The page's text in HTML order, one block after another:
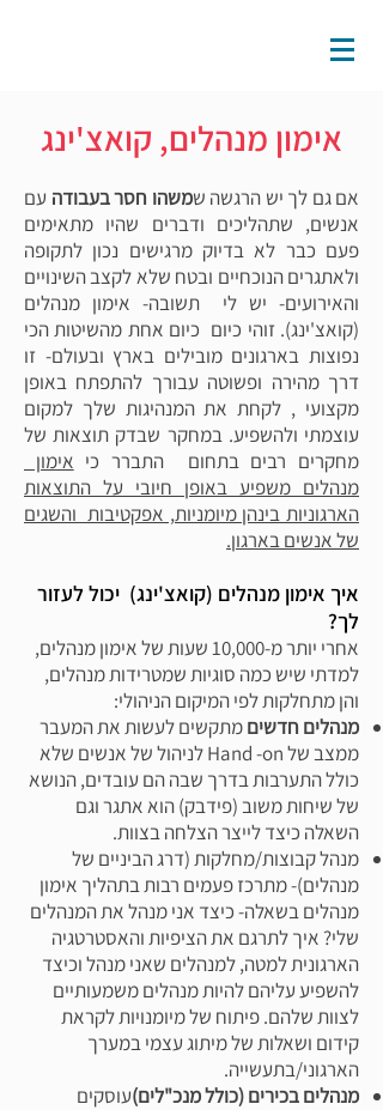
אימון מנהלים, קואצ'ינג
אם גם לך יש הרגשה שמשהו חסר בעבודה עם
אנשים, שתהליכים ודברים שהיו מתאימים
פעם כבר לא בדיוק מרגישים נכון לתקופה
ולאתגרים הנוכחיים ובטח שלא לקצב השינויים
והאירועים- יש לי תשובה- אימון מנהלים
(קואצ'ינג). זוהי כיום כיום אחת מהשיטות הכי
נפוצות בארגונים מובילים בארץ ובעולם- זו
דרך מהירה ופשוטה עבורך להתפתח באופן
מקצועי , לקחת את המנהיגות שלך למקום
עוצמתי ולהשפיע. במחקר שבדק תוצאות של
מחקרים רבים בתחום התברר כי אימון
מנהלים משפיע באופן חיובי על התוצאות
הארגוניות בינהן מיומניות, אפקטיבות והשגים
של אנשים בארגון.
איך אימון מנהלים (קואצ'ינג) יכול לעזור
לך?
אחרי יותר מ-10,000 שעות של אימון מנהלים,
למדתי שיש כמה סוגיות שמטרידות מנהלים,
והן מתחלקות לפי המיקום הניהולי:
מנהלים חדשיםמתקשים לעשות את המעבר
ממצב של Hand -on לניהול של אנשים שלא
כולל התערבות בדרך שבה הם עובדים, הנושא
של שיחות משוב (פידבק) הוא אתגר וגם
השאלה כיצד לייצר הצלחה בצוות.
מנהל קבוצות/מחלקות (דרג הביניים של
מנהלים)- מתרכז פעמים רבות בתהליך אימון
מנהלים בשאלה- כיצד אני מנהל את המנהלים
שלי? איך לתרגם את הציפיות והאסטרטגיה
הארגונית למטה, למנהלים שאני מנהל וכיצד
להשפיע עליהם להיות מנהלים משמעותיים
לצוות שלהם. פיתוח של מיומנויות לקראת
קידום ושאלות של מיתוג עצמי במערך
הארגוני/בתעשייה.
מנהלים בכירים (כולל מנכ"לים)עוסקים